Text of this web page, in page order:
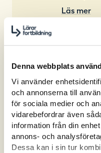
Denna webbplats
Vi använder
och annonserna till
för sociala medier och
vidarebefordrar även
information från din
annons- och
Dessa kan i sin tur
Läs mer